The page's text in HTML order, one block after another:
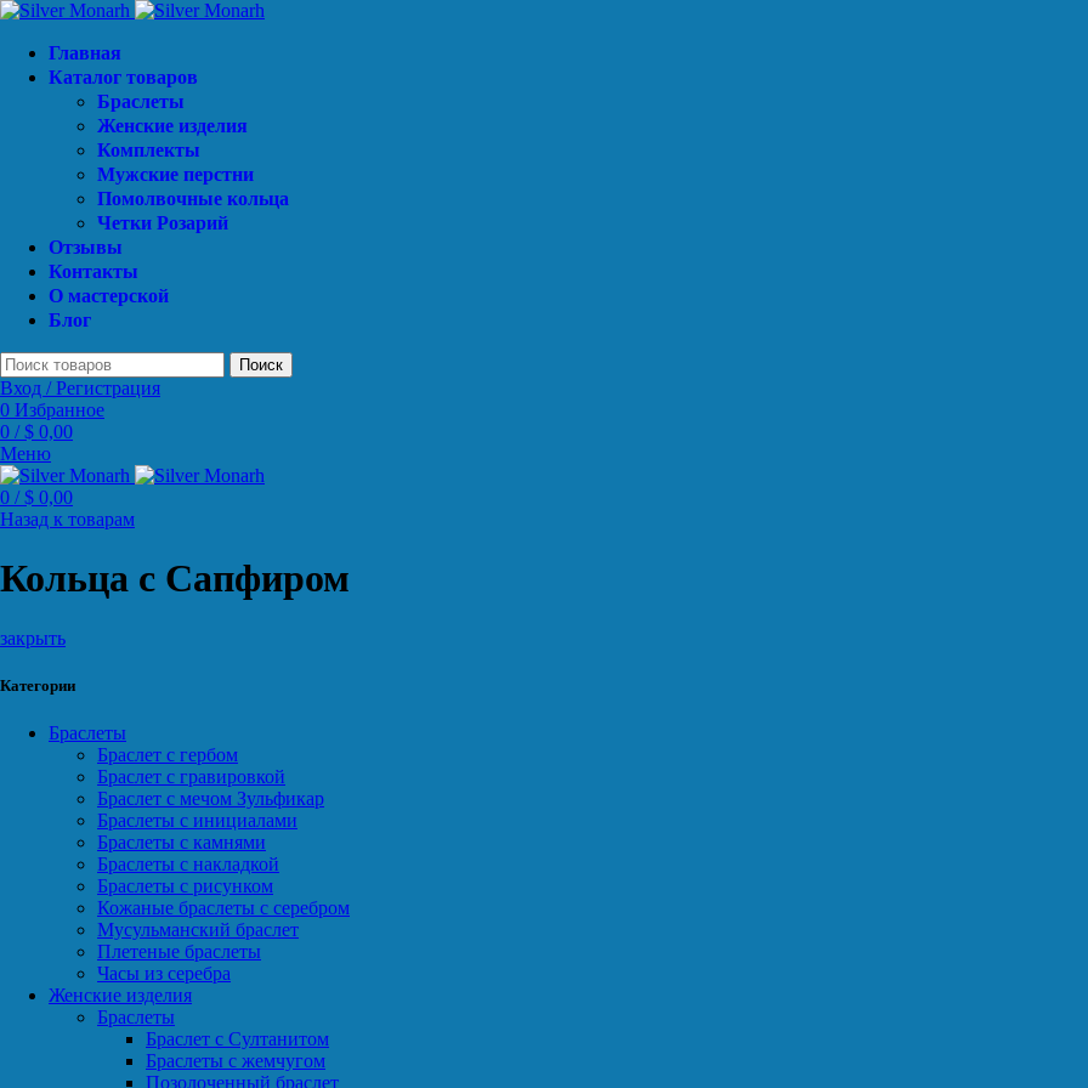
Главная
Каталог товаров
Браслеты
Женские изделия
Комплекты
Мужские перстни
Помолвочные кольца
Четки Розарий
Отзывы
Контакты
О мастерской
Блог
Поиск
Вход / Регистрация
0 Избранное
0 / $ 0,00
Меню
0 / $ 0,00
Назад к товарам
Кольца с Сапфиром
закрыть
Категории
Браслеты
Браслет с гербом
Браслет с гравировкой
Браслет с мечом Зульфикар
Браслеты с инициалами
Браслеты с камнями
Браслеты с накладкой
Браслеты с рисунком
Кожаные браслеты с серебром
Мусульманский браслет
Плетеные браслеты
Часы из серебра
Женские изделия
Браслеты
Браслет с Султанитом
Браслеты с жемчугом
Позолоченный браслет